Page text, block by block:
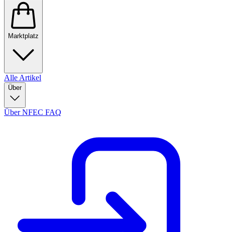
Marktplatz
Alle Artikel
Über
Über NFEC FAQ